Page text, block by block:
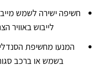
חשיפה ישירה לשמש
לייבוש באוויר
המנעו מחשיפת
בשמש או ברכב